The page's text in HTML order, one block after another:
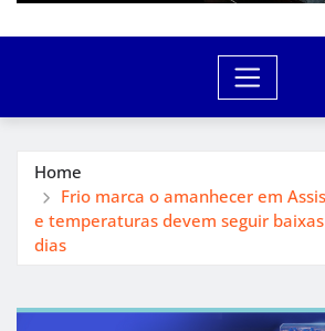
Home
Frio marca o amanhecer em
e temperaturas devem seguir
dias